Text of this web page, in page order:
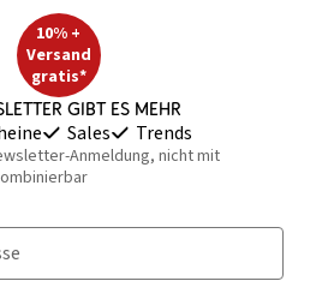
10% +
Versand
gratis*
gibt es mehr
Sales Trends
Anmeldung, nicht mit